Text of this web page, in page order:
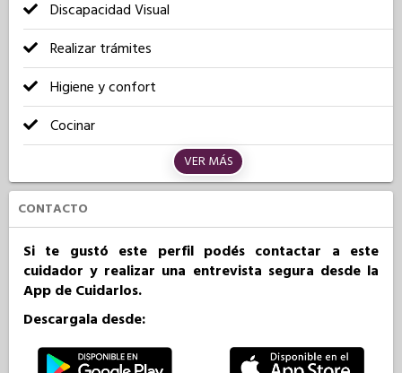
Discapacidad Visual
Realizar trámites
Higiene y confort
Cocinar
VER MÁS
CONTACTO
Si te gustó este perfil podés contactar a este
cuidador y realizar una entrevista segura desde la
App de Cuidarlos.
Descargala desde: